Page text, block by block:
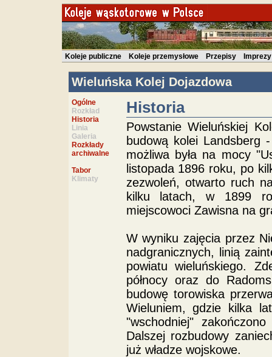
Koleje publiczne Koleje przemysłowe Przepisy Imprezy
Wieluńska Kolej Dojazdowa
Ogólne
Rozkład
Historia
Linia
Galeria
Rozkłady
archiwalne
Tabor
Klimaty
Historia
Powstanie Wieluńskiej
budową kolei Landsberg
możliwa była na mocy
listopada 1896 roku, po
zezwoleń, otwarto ruch
kilku latach, w 1899
miejscowoci Zawisna na
W wyniku zajęcia przez
nadgranicznych, linią
powiatu wieluńskiego.
północy oraz do
budowę torowiska
Wieluniem, gdzie kilka
"wschodniej"
Dalszej rozbudowy
już władze wojskowe.